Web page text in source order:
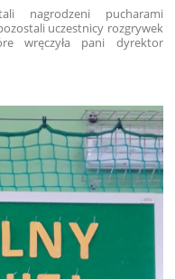
nagrodzeni pucharami
uczestnicy rozgrywek
wręczyła pani dyrektor